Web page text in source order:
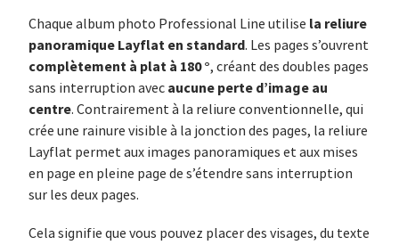
Chaque album photo Professional Line utilise la reliure
panoramique Layflat en standard. Les pages s’ouvrent
complètement à plat à 180 °, créant des doubles pages
sans interruption avec aucune perte d’image au
centre. Contrairement à la reliure conventionnelle, qui
crée une rainure visible à la jonction des pages, la reliure
Layflat permet aux images panoramiques et aux mises
en page en pleine page de s’étendre sans interruption
sur les deux pages.
Cela signifie que vous pouvez placer des visages, du texte